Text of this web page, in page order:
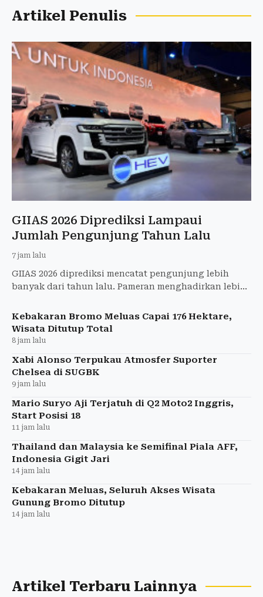
Artikel Penulis
GIIAS 2026 Diprediksi Lampaui
Jumlah Pengunjung Tahun Lalu
7 jam lalu
GIIAS 2026 diprediksi mencatat pengunjung lebih
banyak dari tahun lalu. Pameran menghadirkan lebih
Kebakaran Bromo Meluas Capai 176 Hektare,
Wisata Ditutup Total
8 jam lalu
Xabi Alonso Terpukau Atmosfer Suporter
Chelsea di SUGBK
9 jam lalu
Mario Suryo Aji Terjatuh di Q2 Moto2 Inggris,
Start Posisi 18
11 jam lalu
Thailand dan Malaysia ke Semifinal Piala AFF,
Indonesia Gigit Jari
14 jam lalu
Kebakaran Meluas, Seluruh Akses Wisata
Gunung Bromo Ditutup
14 jam lalu
Artikel Terbaru Lainnya